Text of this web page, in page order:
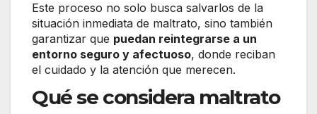
Este proceso no solo busca salvarlos de la
situación inmediata de maltrato, sino también
garantizar que puedan reintegrarse a un
entorno seguro y afectuoso, donde reciban
el cuidado y la atención que merecen.
Qué se considera maltrato